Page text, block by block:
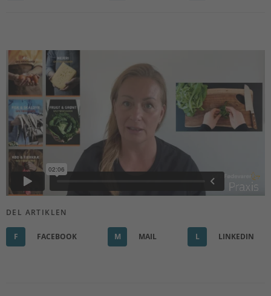
DEL ARTIKLEN
F FACEBOOK M MAIL L LINKEDIN